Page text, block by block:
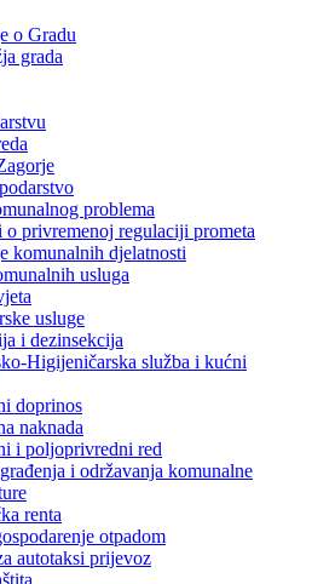
o Gradu
grada
problema
o privremenoj regulaciji prometa
komunalnih djelatnosti
usluga
usluge
i dezinsekcija
Higijeničarska služba i kućni
doprinos
naknada
i poljoprivredni red
i održavanja komunalne
renta
otpadom
autotaksi prijevoz